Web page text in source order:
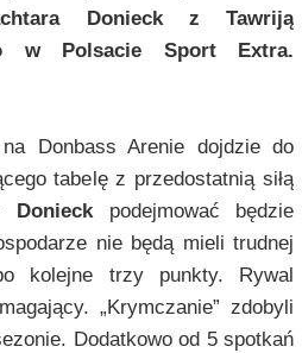
Donieck z Tawriją
w Polsacie Sport Extra.
Donbass Arenie dojdzie do
tabelę z przedostatnią siłą
Donieckpodejmować będzie
nie będą mieli trudnej
kolejne trzy punkty. Rywal
„Krymczanie” zdobyli
Dodatkowo od 5 spotkań